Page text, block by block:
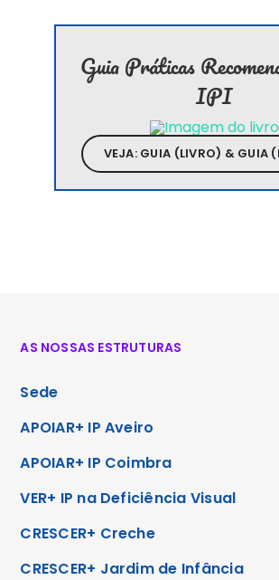
Guia Práticas
IPI
VEJA: GUIA (LIVRO) & GUIA
AS NOSSAS ESTRUTURAS
Sede
APOIAR+ IP Aveiro
APOIAR+ IP Coimbra
VER+ IP na Deficiência Visual
CRESCER+ Creche
CRESCER+ Jardim de Infância